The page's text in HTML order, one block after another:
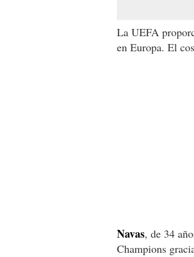
La UEFA
en Europa. El
Navas, de 34
Champions